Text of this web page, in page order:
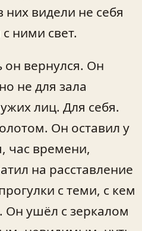
видели не себя
ними свет.
вернулся. Он
не для зала
лиц. Для себя.
Он оставил у
час времени,
на расставление
с теми, с кем
Он ушёл с зеркалом